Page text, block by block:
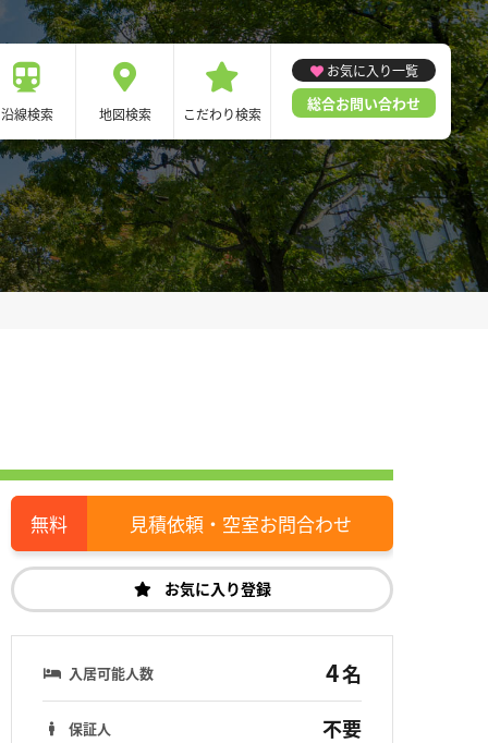
沿線検索 地図検索 こだわり検索
お気に入り一覧
総合お問い合わせ
見積依頼・空室お問合わせ
お気に入り登録
入居可能人数 4名
保証人 不要